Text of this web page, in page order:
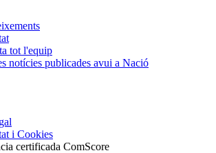
tot l'equip
notícies publicades avui a Nació
i Cookies
certificada ComScore